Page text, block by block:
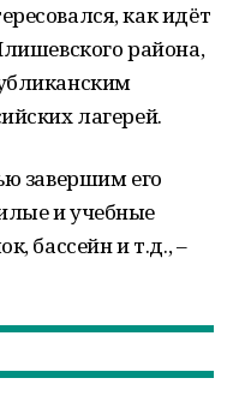
как идёт
района,
лагерей.
завершим его
и учебные
бассейн и т.д., –